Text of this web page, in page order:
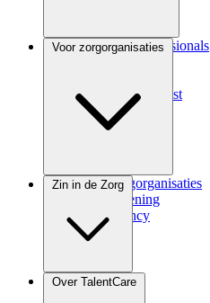
Voor zorgprofessionals
Medisch specialist
Voor zorgorganisaties
Voor zorgorganisaties
Zorgverlening
Consultancy
Zin in de Zorg
Zindicator
Over TalentCare